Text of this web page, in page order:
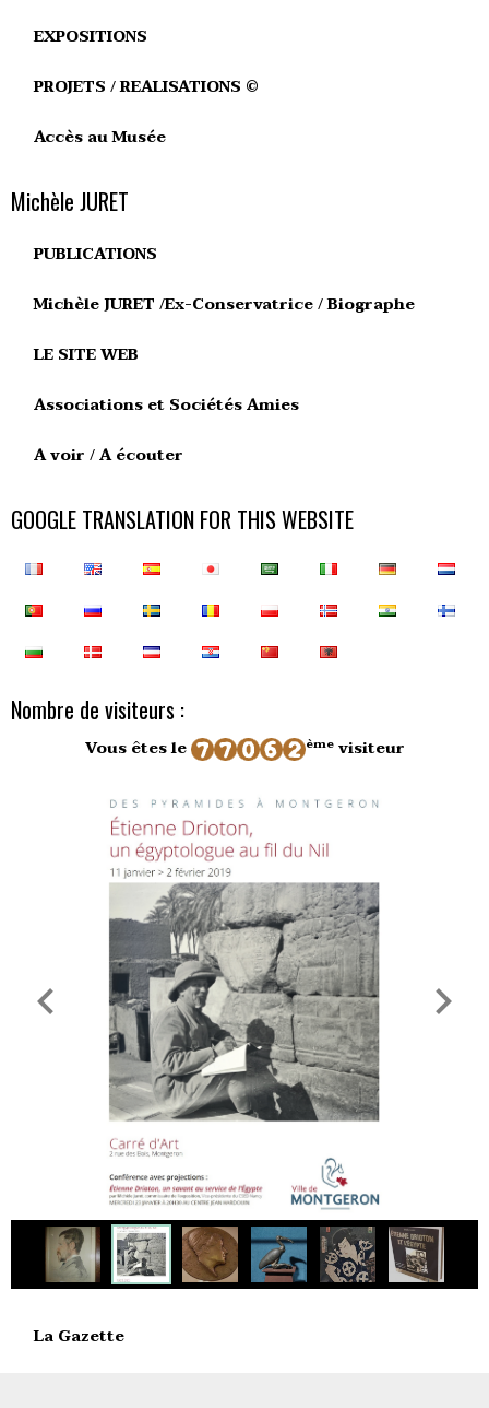
EXPOSITIONS
PROJETS / REALISATIONS ©
Accès au Musée
Michèle JURET
PUBLICATIONS
Michèle JURET /Ex-Conservatrice / Biographe
LE SITE WEB
Associations et Sociétés Amies
A voir / A écouter
GOOGLE TRANSLATION FOR THIS WEBSITE
Nombre de visiteurs :
Vous êtes le èmevisiteur
La Gazette